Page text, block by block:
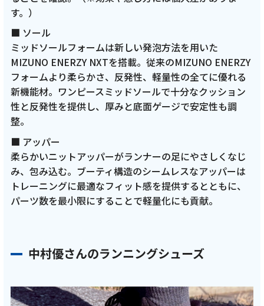
す。）
■ ソール
ミッドソールフォームは新しい発泡方法を用いた
MIZUNO ENERZY NXTを搭載。従来のMIZUNO ENERZY
フォームより柔らかさ、反発性、軽量性の全てに優れる
新機能材。ワンピースミッドソールで十分なクッション
性と反発性を提供し、厚みと底面ゲージで安定性も調
整。
■ アッパー
柔らかいニットアッパーがランナーの足にやさしくなじ
み、包み込む。ブーティ構造のシームレスなアッパーは
トレーニングに最適なフィット感を提供するとともに、
パーツ数を最小限にすることで軽量化にも貢献。
中村優さんのランニングシューズ